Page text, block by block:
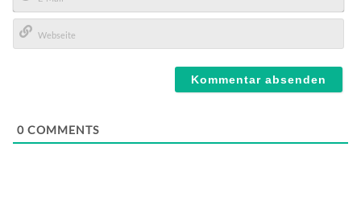
E-
Mail*
0 COMMENTS